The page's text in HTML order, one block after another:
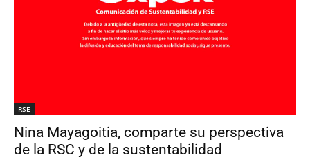
RSE
Nina Mayagoitia, comparte su perspectiva
de la RSC y de la sustentabilidad